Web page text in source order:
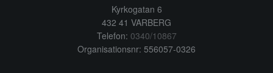
Kyrkogatan 6
432 41 VARBERG
Telefon: 0340/10867
Organisationsnr: 556057-0326